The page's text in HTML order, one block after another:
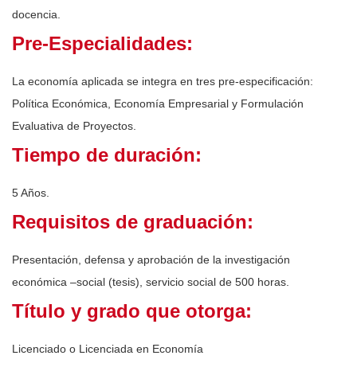
docencia.
Pre-Especialidades:
La economía aplicada se integra en tres pre-especificación:
Política Económica, Economía Empresarial y Formulación
Evaluativa de Proyectos.
Tiempo de duración:
5 Años.
Requisitos de graduación:
Presentación, defensa y aprobación de la investigación
económica –social (tesis), servicio social de 500 horas.
Título y grado que otorga:
Licenciado o Licenciada en Economía